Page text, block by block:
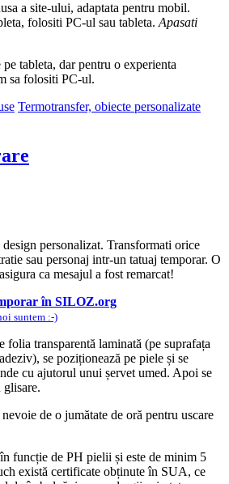
a site-ului, adaptata pentru mobil.
folositi PC-ul sau tableta. Apasati
tableta, dar pentru o experienta
sa folositi PC-ul.
Termotransfer, obiecte personalizate
personalizat. Transformati orice
sau personaj intr-un tatuaj temporar. O
ca mesajul a fost remarcat!
în SILOZ.org
suntem :-)
folia transparentă laminată (pe suprafața
se poziționează pe piele și se
cu ajutorul unui șervet umed. Apoi se
de o jumătate de oră pentru uscare
funcție de PH pielii și este de minim 5
există certificate obținute în SUA, ce